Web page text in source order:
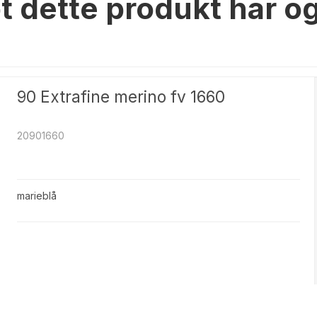
dette produkt har
90 Extrafine merino fv 1660
20901660
marieblå